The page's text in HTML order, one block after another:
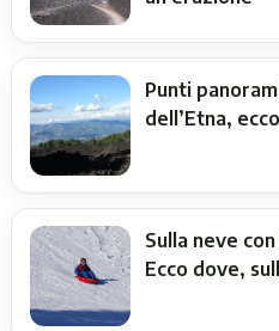
Punti
dell’Etna,
Sulla neve
Ecco dove,